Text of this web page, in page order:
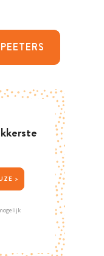
JOUW NIEUWSBRIEFKEUZE >